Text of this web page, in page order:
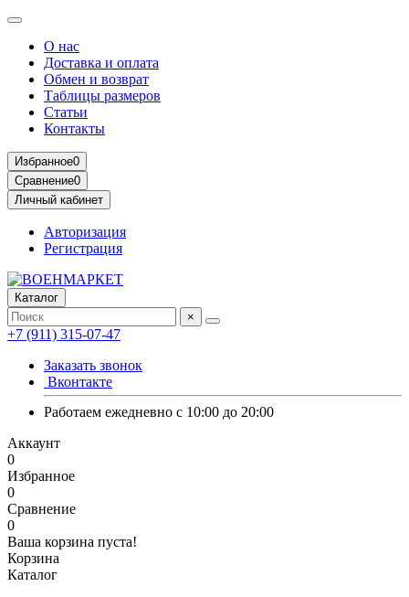
О нас
Доставка и оплата
Обмен и возврат
Таблицы размеров
Статьи
Контакты
Избранное0
Сравнение0
Личный кабинет
Авторизация
Регистрация
Каталог
×
+7 (911) 315-07-47
Заказать звонок
Вконтакте
Работаем ежедневно с 10:00 до 20:00
Аккаунт
0
Избранное
0
Сравнение
0
Ваша корзина пуста!
Корзина
Каталог